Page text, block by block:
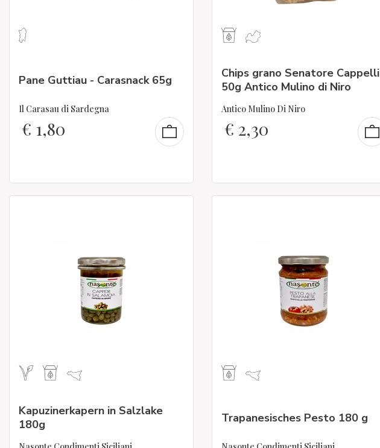
Pane Guttiau - Carasnack 65g
Il Carasau di Sardegna
€ 1,80
Chips grano Senatore Cappelli
50g Antico Mulino di Niro
Antico Mulino Di Niro
€ 2,30
Kapuzinerkapern in Salzlake
180g
Trapanesisches Pesto 180 g